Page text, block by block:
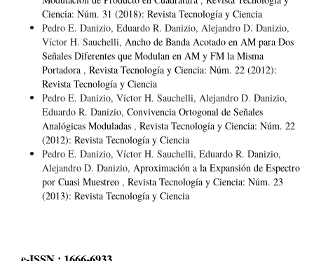
Ciencia: Núm. 31 (2018): Revista Tecnología y Ciencia
Pedro E. Danizio, Eduardo R. Danizio, Alejandro D. Danizio,
Víctor H. Sauchelli, Ancho de Banda Acotado en AM para Dos
Señales Diferentes que Modulan en AM y FM la Misma
Portadora , Revista Tecnología y Ciencia: Núm. 22 (2012):
Revista Tecnología y Ciencia
Pedro E. Danizio, Víctor H. Sauchelli, Alejandro D. Danizio,
Eduardo R. Danizio, Convivencia Ortogonal de Señales
Analógicas Moduladas , Revista Tecnología y Ciencia: Núm. 22
(2012): Revista Tecnología y Ciencia
Pedro E. Danizio, Víctor H. Sauchelli, Eduardo R. Danizio,
Alejandro D. Danizio, Aproximación a la Expansión de Espectro
por Cuasi Muestreo , Revista Tecnología y Ciencia: Núm. 23
(2013): Revista Tecnología y Ciencia